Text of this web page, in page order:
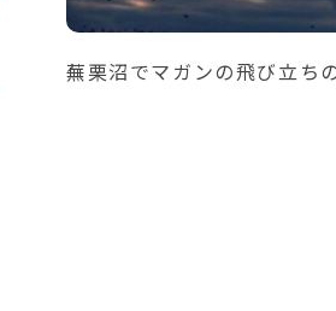
蕪栗沼でマガンの飛び立ち